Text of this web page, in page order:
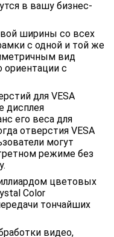
в вашу бизнес-
ширины со всех
с одной и той же
вид
ориентации с
для VESA
дисплея
его веса для
отверстия VESA
могут
режиме без
цветовых
Color
тончайших
видео,